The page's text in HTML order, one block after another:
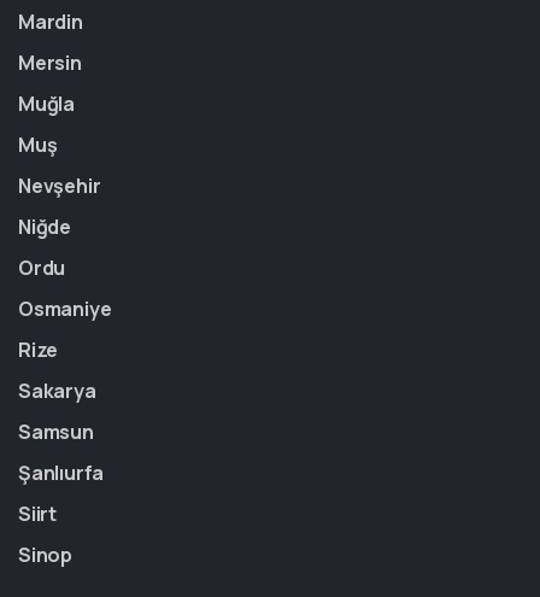
Mardin
Mersin
Muğla
Muş
Nevşehir
Niğde
Ordu
Osmaniye
Rize
Sakarya
Samsun
Şanlıurfa
Siirt
Sinop